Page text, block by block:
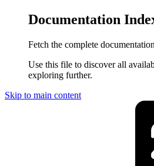
Documentation
Fetch the complete
Use this file to discover all
exploring further.
Skip to main content